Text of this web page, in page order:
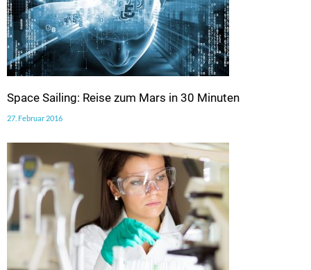
Space Sailing: Reise zum Mars in 30 Minuten
27. Februar 2016